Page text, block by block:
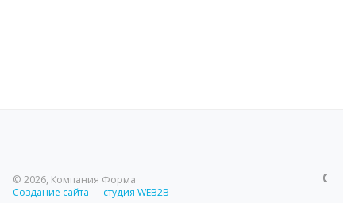
© 2026, Компания Форма
Создание сайта — студия WEB2B